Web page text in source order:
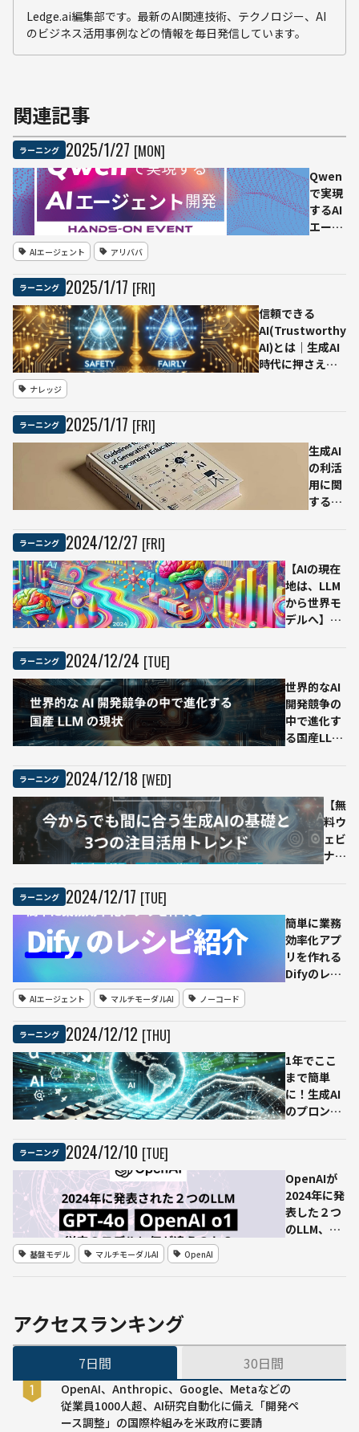
Ledge.ai編集部です。最新のAI関連技術、テクノロジー、AI
のビジネス活用事例などの情報を毎日発信しています。
関連記事
ラーニング 2025/1/27 [MON]
Qwen
で実現
するAI
エージ
ハンズ
オンイ
ベント
参加受
AIエージェント アリババ
ラーニング 2025/1/17 [FRI]
信頼できる
AI(Trustworthy
AI)とは｜生成AI
時代に押さえて
ナレッジ
ラーニング 2025/1/17 [FRI]
生成AI
の利活
用に関
するガ
実践の
ヒン
ト：改
訂に携
が語る
実践の
ポイン
ト
ラーニング 2024/12/27 [FRI]
【AIの現在
地は、LLM
から世界モ
デルへ】
今後の展望
を探る特別
論説｜
Ledge.ai
ラーニング 2024/12/24 [TUE]
世界的なAI
開発競争の
中で進化す
る国産LLM
集
「24to25」
ラーニング 2024/12/18 [WED]
【無
料ウ
ェビ
ナ
も間
に合
う生
成AI
目活
用ト
レン
ド
ラーニング 2024/12/17 [TUE]
簡単に業務
効率化アプ
リを作れる
Difyのレシ
「24to25」
AIエージェント マルチモーダルAI ノーコード
ラーニング 2024/12/12 [THU]
1年でここ
まで簡単
に！生成AI
のプロンプ
におすす
め】｜
Ledge.ai
年末年始特
ラーニング 2024/12/10 [TUE]
OpenAIが
2024年に発
表した２つ
のLLM、
進化のポイ
Ledge.ai
年末年始特
集
基盤モデル マルチモーダルAI OpenAI
アクセスランキング
7日間 30日間
OpenAI、Anthropic、Google、Metaなどの
従業員1000人超、AI研究自動化に備え「開発ペ
ース調整」の国際枠組みを米政府に要請